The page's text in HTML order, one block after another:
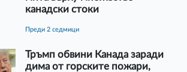
канадски стоки
преди 2 седмици
Тръмп обвини Канада заради
дима от горските пожари,